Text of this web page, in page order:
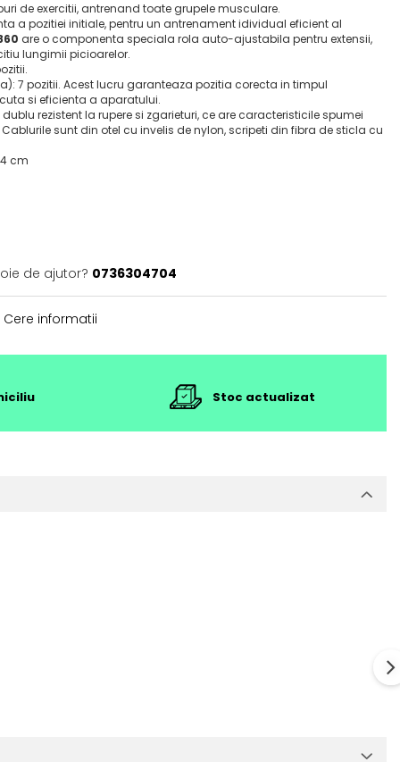
de exercitii, antrenand toate grupele musculare.
a pozitiei initiale, pentru un antrenament idividual eficient al
are o componenta speciala rola auto-ajustabila pentru extensii,
lungimii picioarelor.
7 pozitii. Acest lucru garanteaza pozitia corecta in timpul
si eficienta a aparatului.
rezistent la rupere si zgarieturi, ce are caracteristicile spumei
sunt din otel cu invelis de nylon, scripeti din fibra de sticla cu
cm
de ajutor? 0736304704
Cere informatii
Stoc actualizat